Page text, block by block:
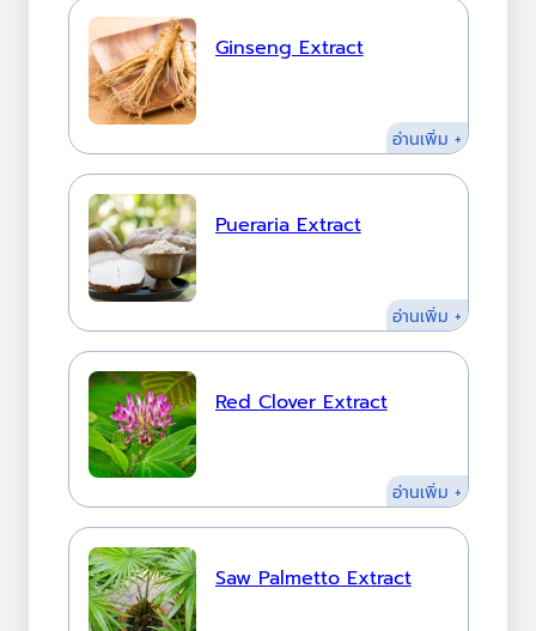
RICE
อ่านเพิ่ม +
Extract
Ginseng Extract
อ่านเพิ่ม +
Extract
Pueraria Extract
อ่านเพิ่ม +:
Clover
Red Clover Extract
Saw Palmetto Extract